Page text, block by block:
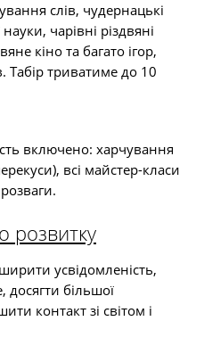
слів, чудернацькі
чарівні різдвяні
кіно та багато ігор,
Табір триватиме до 10
включено: харчування
всі майстер-класи
розвитку
усвідомленість,
досягти більшої
контакт зі світом і